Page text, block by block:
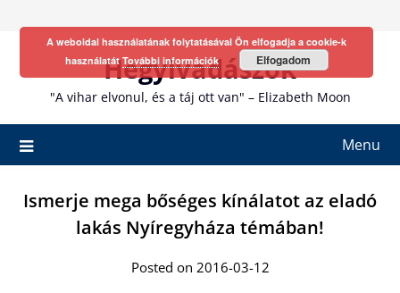
Hegyivadászok
"A vihar elvonul, és a táj ott van" – Elizabeth Moon
Menu
Ismerje mega bőséges kínálatot az eladó
lakás Nyíregyháza témában!
Posted on 2016-03-12
A weboldal használatának folytatásával Ön elfogadja a cookie-k
használatátTovábbi információk Elfogadom